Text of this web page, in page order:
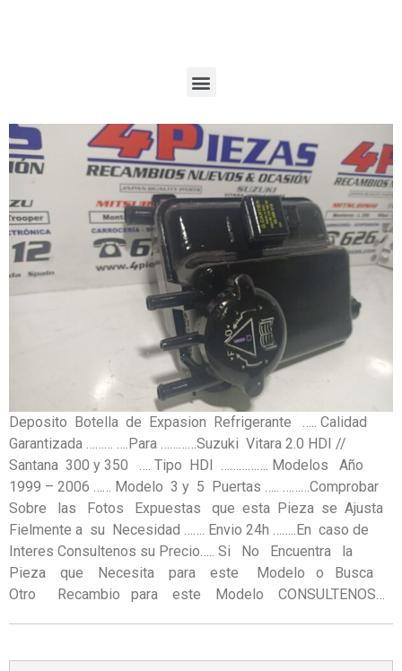
Deposito Botella de Expasion Refrigerante ….. Calidad
Garantizada ……… ….Para …………Suzuki Vitara 2.0 HDI //
Santana 300 y 350 …. Tipo HDI ……………. Modelos Año
1999 – 2006 …… Modelo 3 y 5 Puertas ….. ………Comprobar
Sobre las Fotos Expuestas que esta Pieza se Ajusta
Fielmente a su Necesidad ……. Envio 24h ……..En caso de
Interes Consultenos su Precio….. Si No Encuentra la
Pieza que Necesita para este Modelo o Busca
Otro Recambio para este Modelo CONSULTENOS…